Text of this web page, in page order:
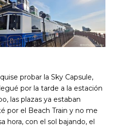
probar la Sky Capsule,
por la tarde a la estación
las plazas ya estaban
por el Beach Train y no me
hora, con el sol bajando, el